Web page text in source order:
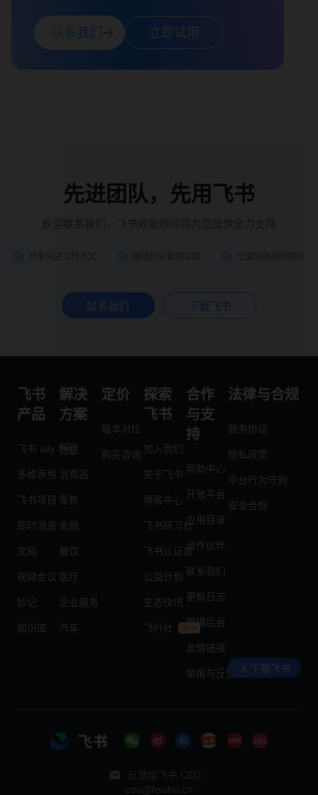
联系我们 立即试用
先进团队，先用飞书
联系我们 下载飞书
飞书
产品
飞书 aily
多维表格
飞书项目
即时消息
文档
视频会议
妙记
知识库
解决
方案
制造
消费品
零售
金融
餐饮
医疗
企业服务
汽车
定价
版本对比
购买咨询
探索
飞书
加入我们
关于飞书
博客中心
飞书研习社
飞书认证官
公益计划
生态快讯
飞行社
合作
与支
持
帮助中心
开放平台
应用目录
合作伙伴
联系我们
更新日志
管理后台
友情链接
举报与反馈
法律与合规
服务协议
隐私政策
平台行为守则
安全合规
下载飞书
反馈给飞书 CEO：
ceo@feishu.cn